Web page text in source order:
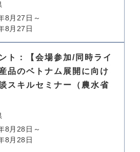
8月27日～
8月27日
ト：【会場参加/同時ライ
品のベトナム展開に向け
スキルセミナー（農水省
8月28日～
8月28日